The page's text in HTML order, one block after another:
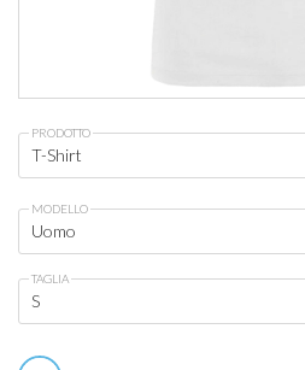
PRODOTTO
MODELLO
TAGLIA